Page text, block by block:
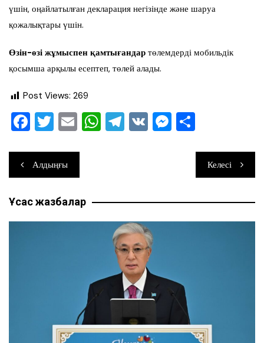
үшін, оңайлатылған декларация негізінде және шаруа
қожалықтары үшін.
Өзін-өзі жұмыспен қамтығандар төлемдерді мобильдік
қосымша арқылы есептеп, төлей алады.
Post Views: 269
F
c
e
b
o
T
tt
er
E
ai
l
W
A
p
p
T
a
m
V M
n
g
ра
ви
ть
Навигация
по
записям
Алдыңғы Келесі
Ұқсас жазбалар